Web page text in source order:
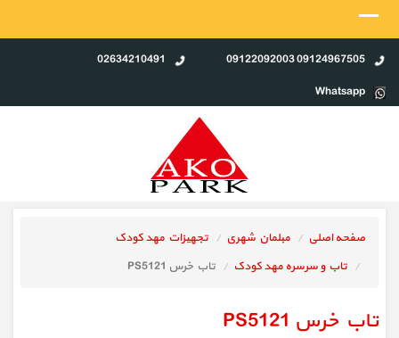
09124967505 09122092003
02634210491
Whatsapp
صفحه اصلی مبلمان شهری
تجهیزات مهد کودک
تاب و سرسره مهد کودک
تاب خرس PS5121
تاب خرس PS5121